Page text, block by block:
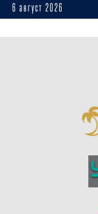
6 август 2026